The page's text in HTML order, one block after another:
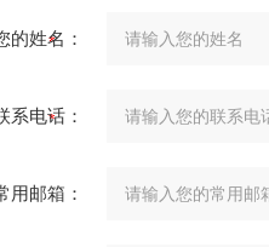
的姓名：
系电话：
用邮箱：